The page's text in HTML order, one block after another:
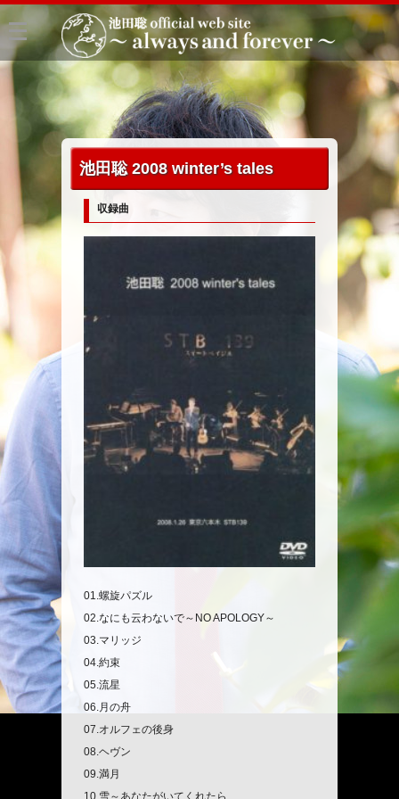
池田聡 2008 winter’s tales
収録曲
01.螺旋パズル
02.なにも云わないで～NO APOLOGY～
03.マリッジ
04.約束
05.流星
06.月の舟
07.オルフェの後身
08.ヘヴン
09.満月